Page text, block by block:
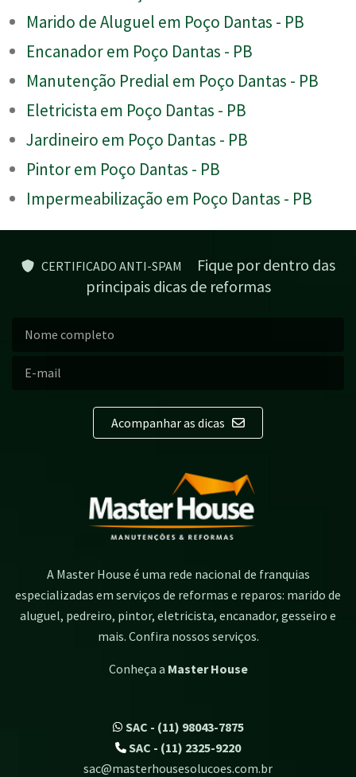
Marido de Aluguel em Poço Dantas - PB
Encanador em Poço Dantas - PB
Manutenção Predial em Poço Dantas - PB
Eletricista em Poço Dantas - PB
Jardineiro em Poço Dantas - PB
Pintor em Poço Dantas - PB
Impermeabilização em Poço Dantas - PB
CERTIFICADO ANTI-SPAM
Fique por dentro das
principais dicas de reformas
Acompanhar as dicas
A Master House é uma rede nacional de franquias
especializadas em serviços de reformas e reparos: marido de
aluguel, pedreiro, pintor, eletricista, encanador, gesseiro e
mais. Confira nossos serviços.
Conheça a Master House
SAC - (11) 98043-7875
SAC - (11) 2325-9220
sac@masterhousesolucoes.com.br